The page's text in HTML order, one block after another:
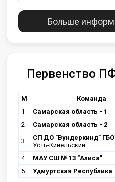
Больше
Первенство
М Команда
1
Самарская область - 1
2
Самарская область - 2
3
СП ДО "Вундеркинд"
Усть-Кинельский
4 МАУ СШ № 13 "Алиса"
5
Удмуртская Республика